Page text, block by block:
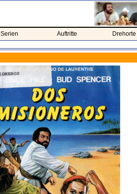
Serien Auftritte Drehorte